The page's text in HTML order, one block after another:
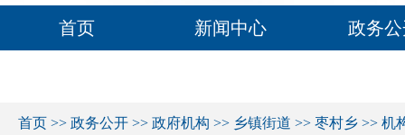
首页 新闻中心 政务
首页 >> 政务公开 >> 政府机构 >> 乡镇街道 >> 枣村乡 >> 机